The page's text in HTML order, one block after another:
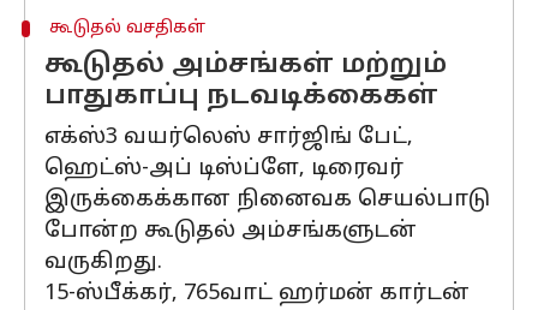
கூடுதல் வசதிகள்
கூடுதல் அம்சங்கள் மற்றும்
பாதுகாப்பு நடவடிக்கைகள்
எக்ஸ்3 வயர்லெஸ் சார்ஜிங் பேட்,
ஹெட்ஸ்-அப் டிஸ்ப்ளே, டிரைவர்
இருக்கைக்கான நினைவக செயல்பாடு
போன்ற கூடுதல் அம்சங்களுடன்
வருகிறது.
15-ஸ்பீக்கர், 765வாட் ஹர்மன் கார்டன்